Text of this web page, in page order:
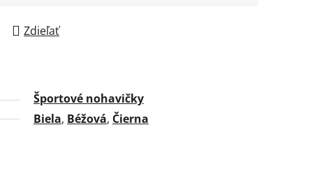
Zdieľať
Športové nohavičky
Biela, Béžová, Čierna